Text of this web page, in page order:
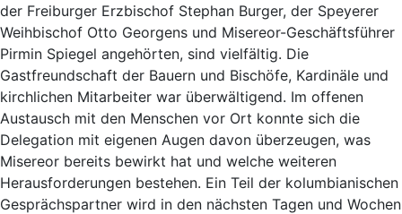
der Freiburger Erzbischof Stephan Burger, der Speyerer
Weihbischof Otto Georgens und Misereor-Geschäftsführer
Pirmin Spiegel angehörten, sind vielfältig. Die
Gastfreundschaft der Bauern und Bischöfe, Kardinäle und
kirchlichen Mitarbeiter war überwältigend. Im offenen
Austausch mit den Menschen vor Ort konnte sich die
Delegation mit eigenen Augen davon überzeugen, was
Misereor bereits bewirkt hat und welche weiteren
Herausforderungen bestehen. Ein Teil der kolumbianischen
Gesprächspartner wird in den nächsten Tagen und Wochen